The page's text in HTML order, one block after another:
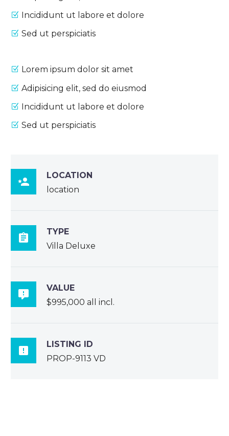
Incididunt ut labore et dolore
Sed ut perspiciatis
Lorem ipsum dolor sit amet
Adipisicing elit, sed do eiusmod
Incididunt ut labore et dolore
Sed ut perspiciatis

LOCATION
location

TYPE
Villa Deluxe

VALUE
$995,000 all incl.

LISTING ID
PROP-9113 VD